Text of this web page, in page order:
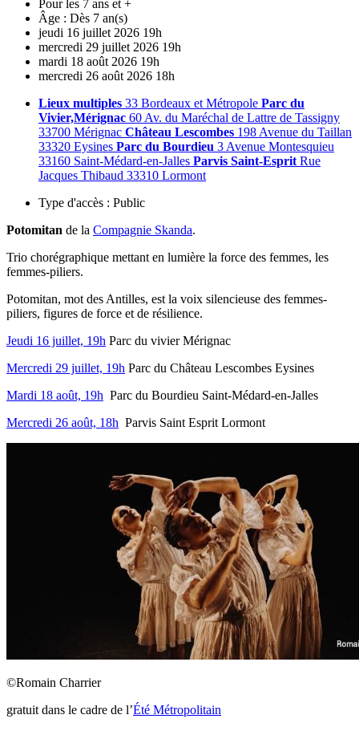
Pour les 7 ans et +
Âge : Dès 7 an(s)
jeudi 16 juillet 2026 19h
mercredi 29 juillet 2026 19h
mardi 18 août 2026 19h
mercredi 26 août 2026 18h
Lieux multiples 33 Bordeaux et Métropole Parc du
Vivier,Mérignac 60 Av. du Maréchal de Lattre de Tassigny
33700 Mérignac Château Lescombes 198 Avenue du Taillan
33320 Eysines Parc du Bourdieu 3 Avenue Montesquieu
33160 Saint-Médard-en-Jalles Parvis Saint-Esprit Rue
Jacques Thibaud 33310 Lormont
Type d'accès : Public
Potomitan de la Compagnie Skanda.
Trio chorégraphique mettant en lumière la force des femmes, les
femmes-piliers.
Potomitan, mot des Antilles, est la voix silencieuse des femmes-
piliers, figures de force et de résilience.
Jeudi 16 juillet, 19h Parc du vivier Mérignac
Mercredi 29 juillet, 19h Parc du Château Lescombes Eysines
Mardi 18 août, 19h Parc du Bourdieu Saint-Médard-en-Jalles
Mercredi 26 août, 18h Parvis Saint Esprit Lormont
©Romain Charrier
gratuit dans le cadre de l’Été Métropolitain